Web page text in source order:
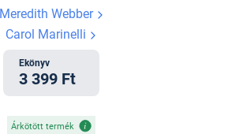
Meredith Webber
Carol Marinelli
Ekönyv
3 399 Ft
Árkötött termék